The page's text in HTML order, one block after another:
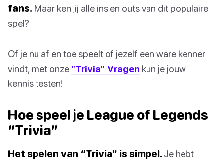
fans. Maar ken jij alle ins en outs van dit populaire
spel?
Of je nu af en toe speelt of jezelf een ware kenner
vindt, met onze “Trivia” Vragen kun je jouw
kennis testen!
Hoe speel je League of Legends
“Trivia”
Het spelen van “Trivia” is simpel. Je hebt